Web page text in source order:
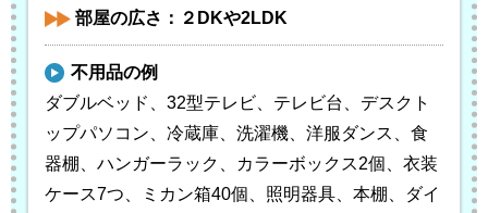
部屋の広さ：２DKや2LDK
不用品の例
ダブルベッド、32型テレビ、テレビ台、デスクト
ップパソコン、冷蔵庫、洗濯機、洋服ダンス、食
器棚、ハンガーラック、カラーボックス2個、衣装
ケース7つ、ミカン箱40個、照明器具、本棚、ダイ